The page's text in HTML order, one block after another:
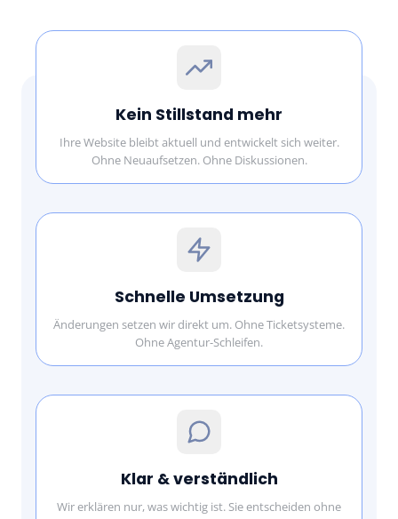
Kein Stillstand mehr
Ihre Website bleibt aktuell und entwickelt sich weiter.
Ohne Neuaufsetzen. Ohne Diskussionen.
Schnelle Umsetzung
Änderungen setzen wir direkt um. Ohne Ticketsysteme.
Ohne Agentur-Schleifen.
Klar & verständlich
Wir erklären nur, was wichtig ist. Sie entscheiden ohne